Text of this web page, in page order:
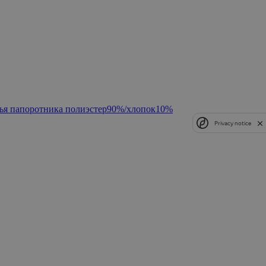
папоротника полиэстер90%/хлопок10%
Privacy notice